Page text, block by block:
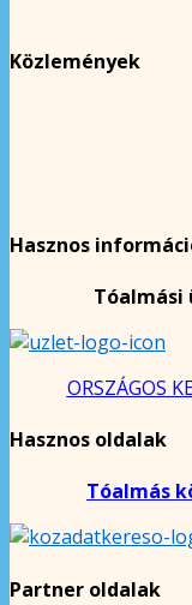
Közlemények
Hasznos
ORSZÁGOS
Hasznos oldalak
Tóalmás
Partner oldalak